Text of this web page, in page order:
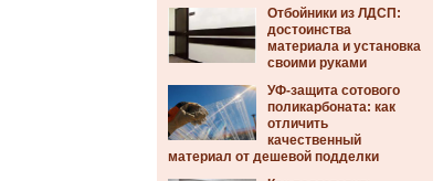
Отбойники из ЛДСП:
достоинства
материала и установка
своими руками
УФ-защита сотового
поликарбоната: как
отличить
качественный
материал от дешевой подделки